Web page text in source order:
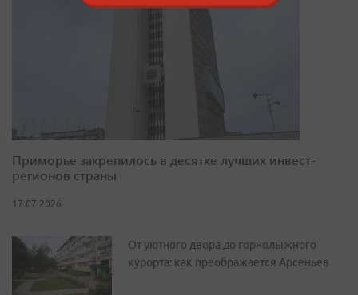
Приморье закрепилось в десятке лучших инвест-
регионов страны
17.07.2026
От уютного двора до горнолыжного
курорта: как преображается Арсеньев